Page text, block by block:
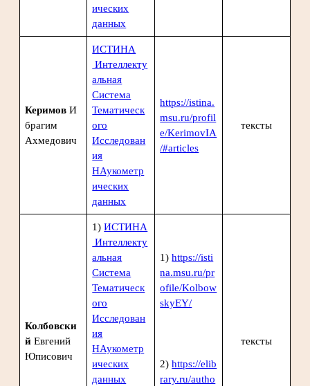
ических
данных
Керимов И
брагим
Ахмедович
ИСТИНА
Интеллекту
альная
Система
Тематическ
ого
Исследован
ия
НАукометр
ических
данных
https://istina.
msu.ru/profil
e/KerimovIA
/#articles
тексты
Колбовски
й Евгений
Юписович
1)ИСТИНА
Интеллекту
альная
Система
Тематическ
ого
Исследован
ия
НАукометр
ических
данных
1)https://isti
na.msu.ru/pr
ofile/Kolbow
skyEY/
2)https://elib
rary.ru/autho
тексты